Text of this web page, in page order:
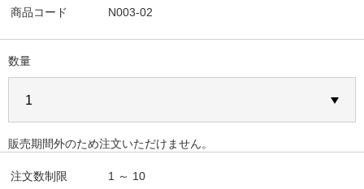
商品コード
N003-02
数量
販売期間外のため注文いただけません。
注文数制限
1 ～ 10